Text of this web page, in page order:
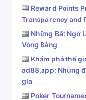
🎰 Reward Points
Transparency and
🎰 Những Bất Ngờ
Vòng Bảng
🎰 Khám phá thế
ad88.app: Những
gia
🎰 Poker